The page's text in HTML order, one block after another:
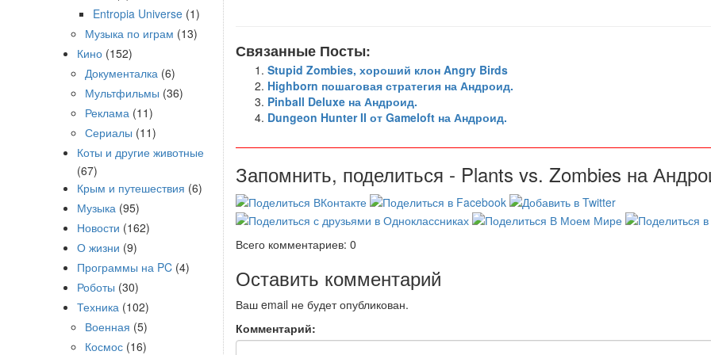
Связанные Посты:
Stupid Zombies, хороший клон Angry Birds
Highborn пошаговая стратегия на Андроид.
Pinball Deluxe на Андроид.
Dungeon Hunter II от Gameloft на Андроид.
Запомнить, поделиться - Plants vs. Zombies на
Всего комментариев: 0
Оставить комментарий
Ваш email не будет опубликован.
Комментарий:
Entropia Universe (1)
Музыка по играм (13)
Кино (152)
Документалка (6)
Мультфильмы (36)
Реклама (11)
Сериалы (11)
Коты и другие животные
(67)
Крым и путешествия (6)
Музыка (95)
Новости (162)
О жизни (9)
Программы на PC (4)
Роботы (30)
Техника (102)
Военная (5)
Космос (16)